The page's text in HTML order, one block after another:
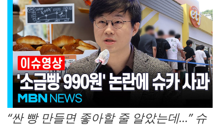
“싼 빵 만들면 좋아할 줄 알았는데…” 슈